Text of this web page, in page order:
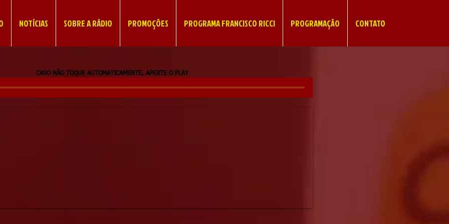
NOTÍCIAS SOBRE A RÁDIO PROMOÇÕES PROGRAMA FRANCISCO RICCI PROGRAMAÇÃO CONTATO
CASO NÃO TOQUE AUTOMATICAMENTE, APERTE O PLAY